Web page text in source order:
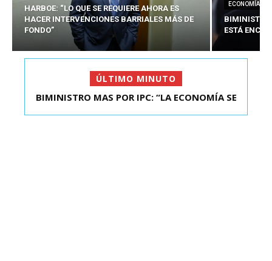
HARBOE: “LO QUE SE REQUIERE AHORA ES
HACER INTERVENCIONES BARRIALES MÁS DE
FONDO”
ECONOMÍA
BIMINISTRO
ESTÁ
ÚLTIMO MINUTO
KAST SE REUNIÓ CON EL PRESIDENTE ELECTO DE
BIMINISTRO MAS POR IPC: “LA ECONOMÍA SE